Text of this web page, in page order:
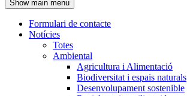
l'encapçalament
Show main menu
Navegació
principal
Formulari de contacte
Notícies
Totes
Ambiental
Agricultura i Alimentació
Biodiversitat i espais naturals
Desenvolupament sostenible